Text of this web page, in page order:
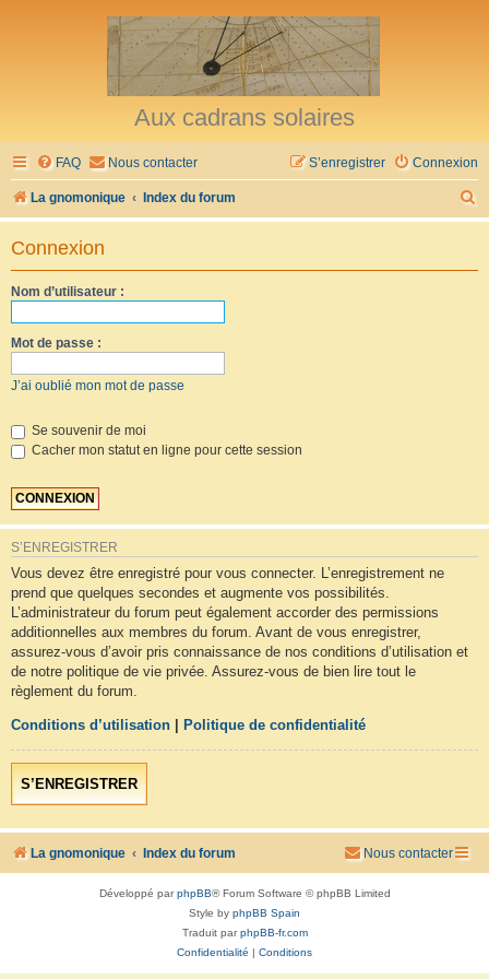
Aux cadrans solaires
FAQ Nous contacter Connexion
S’enregistrer
La gnomonique Index du forum
e
Connexion
Nom d’utilisateur :
Mot de passe :
J’ai oublié mon mot de passe
Se souvenir de moi
Cacher mon statut en ligne pour cette session
S’ENREGISTRER
Vous devez être enregistré pour vous connecter. L’enregistrement ne
prend que quelques secondes et augmente vos possibilités.
L’administrateur du forum peut également accorder des permissions
additionnelles aux membres du forum. Avant de vous enregistrer,
assurez-vous d’avoir pris connaissance de nos conditions d’utilisation et
de notre politique de vie privée. Assurez-vous de bien lire tout le
règlement du forum.
Conditions d’utilisation Politique de confidentialité
S’ENREGISTRER
La gnomonique Index du forum Nous contacter
Développé parphpBB® Forum Software © phpBB Limited
Style by phpBB Spain
Traduit parphpBB-fr.com
Confidentialité
Conditions